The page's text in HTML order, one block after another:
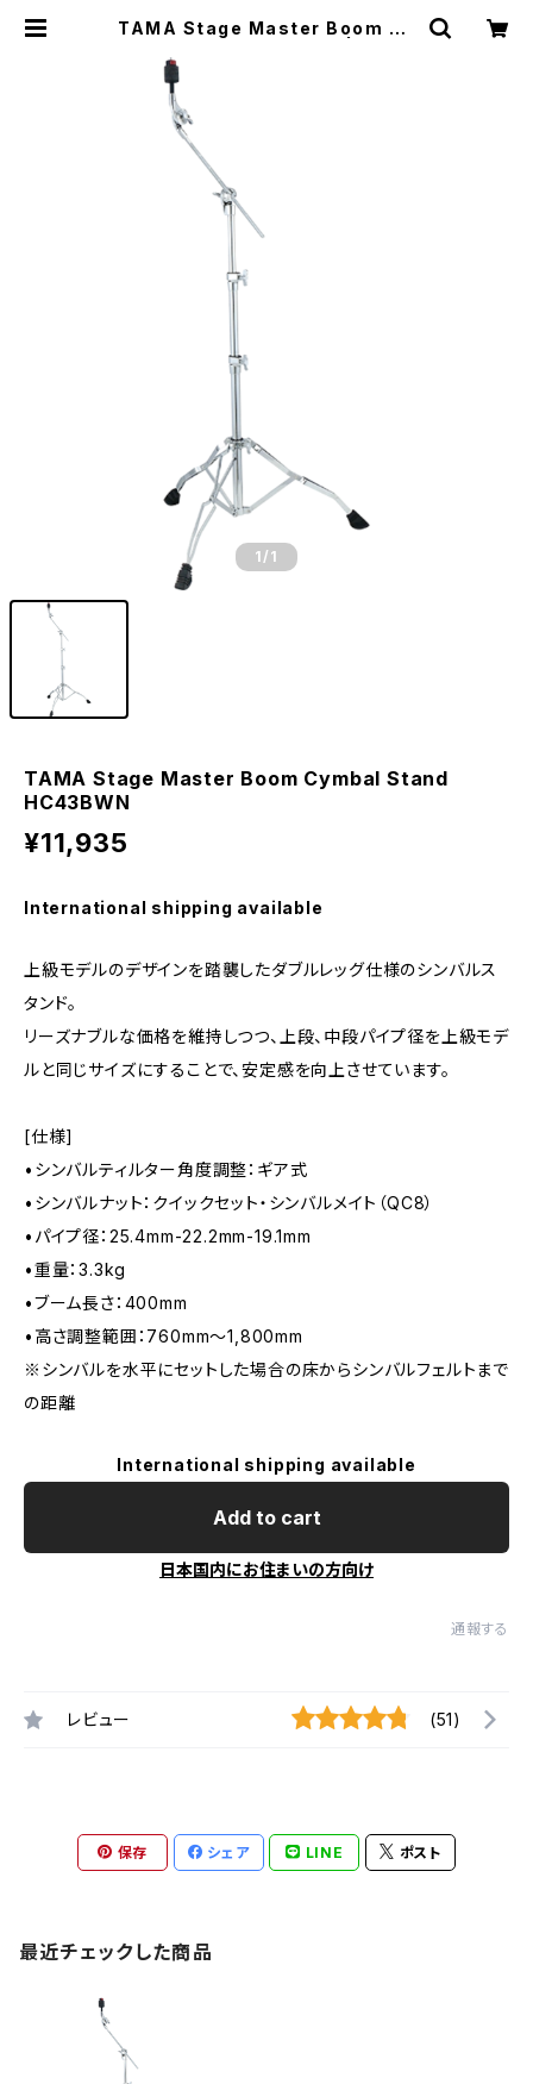
TAMA Stage Master Boom Cy
1 /1
TAMA Stage Master Boom Cymbal Stand
HC43BWN
¥11,935
International shipping available
上級モデルのデザインを踏襲したダブルレッグ仕様のシンバルス
タンド。
リーズナブルな価格を維持しつつ、上段、中段パイプ径を上級モデ
ルと同じサイズにすることで、安定感を向上させています。
[仕様]
•シンバルティルター角度調整：ギア式
•シンバルナット：クイックセット・シンバルメイト（QC8）
•パイプ径：25.4mm-22.2mm-19.1mm
•重量：3.3kg
•ブーム長さ：400mm
•高さ調整範囲：760mm～1,800mm
※シンバルを水平にセットした場合の床からシンバルフェルトまで
の距離
International shipping available
Add to cart
日本国内にお住まいの方向け
通報する
レビュー (51)
保存 シェア LINE ポスト
最近チェックした商品